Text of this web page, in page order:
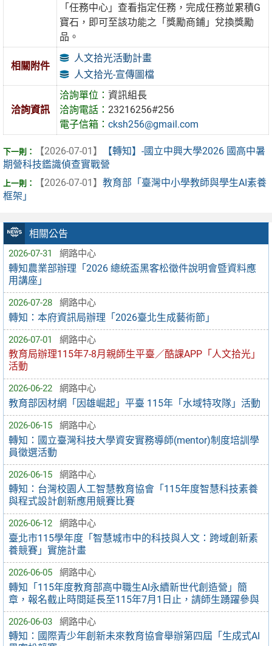
相關公告
2026-07-31 網路中心
轉知農業部辦理「2026 總統盃黑客松徵件說明會暨資料應
用講座」
2026-07-28 網路中心
轉知：本府資訊局辦理「2026臺北生成藝術節」
2026-07-01 網路中心
教育局辦理115年7-8月親師生平臺／酷課APP「人文拾光」
活動
2026-06-22 網路中心
教育部因材網「因雄崛起」平臺 115年「水域特攻隊」活動
2026-06-15 網路中心
轉知：國立臺灣科技大學資安實務導師(mentor)制度培訓學
員徵選活動
2026-06-15 網路中心
轉知：台灣校園人工智慧教育協會「115年度智慧科技素養
與程式設計創新應用競賽比賽
2026-06-12 網路中心
臺北市115學年度「智慧城市中的科技與人文：跨域創新素
養競賽」實施計畫
2026-06-05 網路中心
轉知「115年度教育部高中職生AI永續新世代創造營」簡
章，報名截止時間延長至115年7月1日止，請師生踴躍參與
2026-06-03 網路中心
轉知：國際青少年創新未來教育協會舉辦第四屆「生成式AI
「任務中心」查看指定任務，完成任務並累積G
寶石，即可至該功能之「獎勵商鋪」兌換獎勵
品。
相關附件
人文拾光活動計畫
人文拾光-宣傳圖檔
洽詢資訊
洽詢單位：資訊組長
洽詢電話：23216256#256
電子信箱：cksh256@gmail.com
【2026-07-01】
【轉知】-國立中興大學2026 國高中暑
期營科技鑑識偵查實戰營
【2026-07-01】 教育部「臺灣中小學教師與學生AI素養
框架」